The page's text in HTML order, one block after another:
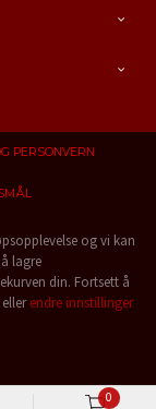
0
PERSONVERN
og vi kan
lagre
din. Fortsett å
ellerendre innstillinger